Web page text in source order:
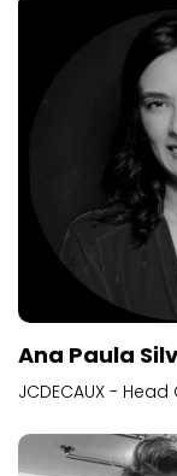
Ana Paula
JCDECAUX -